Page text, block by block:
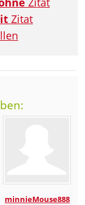
Zitat
minnieMouse888